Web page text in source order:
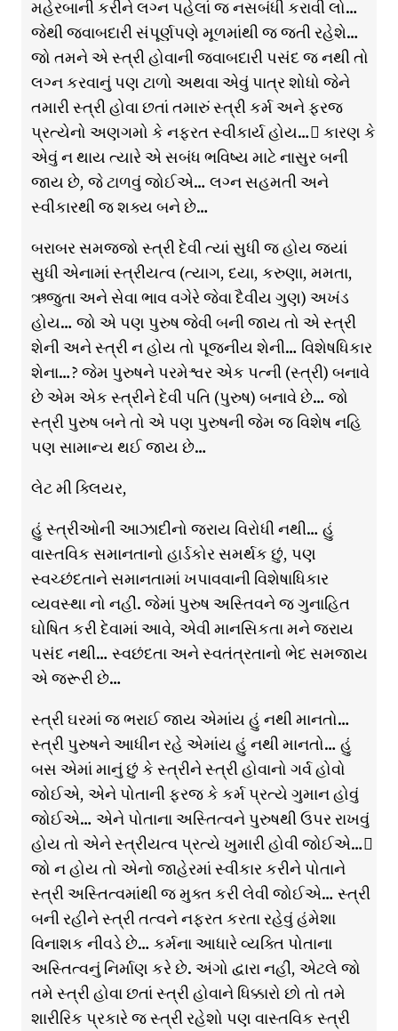
મહેરબાની કરીને લગ્ન પહેલાં જ નસબંધી કરાવી લો…
જેથી જવાબદારી સંપૂર્ણપણે મૂળમાંથી જ જતી રહેશે…
જો તમને એ સ્ત્રી હોવાની જવાબદારી પસંદ જ નથી તો
લગ્ન કરવાનું પણ ટાળો અથવા એવું પાત્ર શોધો જેને
તમારી સ્ત્રી હોવા છતાં તમારું સ્ત્રી કર્મ અને ફરજ
પ્રત્યેનો અણગમો કે નફરત સ્વીકાર્ય હોય… કારણ કે
એવું ન થાય ત્યારે એ સબંધ ભવિષ્ય માટે નાસુર બની
જાય છે, જે ટાળવું જોઈએ… લગ્ન સહમતી અને
સ્વીકારથી જ શક્ય બને છે…
બરાબર સમજજો સ્ત્રી દેવી ત્યાં સુધી જ હોય જ્યાં
સુધી એનામાં સ્ત્રીયત્વ (ત્યાગ, દયા, કરુણા, મમતા,
ઋજુતા અને સેવા ભાવ વગેરે જેવા દૈવીય ગુણ) અખંડ
હોય… જો એ પણ પુરુષ જેવી બની જાય તો એ સ્ત્રી
શેની અને સ્ત્રી ન હોય તો પૂજનીય શેની… વિશેષધિકાર
શેના…? જેમ પુરુષને પરમેશ્વર એક પત્ની (સ્ત્રી) બનાવે
છે એમ એક સ્ત્રીને દેવી પતિ (પુરુષ) બનાવે છે… જો
સ્ત્રી પુરુષ બને તો એ પણ પુરુષની જેમ જ વિશેષ નહિ
પણ સામાન્ય થઈ જાય છે…
લેટ મી ક્લિયર,
હું સ્ત્રીઓની આઝાદીનો જરાય વિરોધી નથી… હું
વાસ્તવિક સમાનતાનો હાર્ડકોર સમર્થક છું, પણ
સ્વચ્છંદતાને સમાનતામાં ખપાવવાની વિશેષાધિકાર
વ્યવસ્થા નો નહીં. જેમાં પુરુષ અસ્તિવને જ ગુનાહિત
ઘોષિત કરી દેવામાં આવે, એવી માનસિકતા મને જરાય
પસંદ નથી… સ્વછંદતા અને સ્વતંત્રતાનો ભેદ સમજાય
એ જરૂરી છે…
સ્ત્રી ઘરમાં જ ભરાઈ જાય એમાંય હું નથી માનતો…
સ્ત્રી પુરુષને આધીન રહે એમાંય હું નથી માનતો… હું
બસ એમાં માનું છું કે સ્ત્રીને સ્ત્રી હોવાનો ગર્વ હોવો
જોઈએ, એને પોતાની ફરજ કે કર્મ પ્રત્યે ગુમાન હોવું
જોઈએ… એને પોતાના અસ્તિત્વને પુરુષથી ઉપર રાખવું
હોય તો એને સ્ત્રીયત્વ પ્રત્યે ખુમારી હોવી જોઈએ…
જો ન હોય તો એનો જાહેરમાં સ્વીકાર કરીને પોતાને
સ્ત્રી અસ્તિત્વમાંથી જ મુક્ત કરી લેવી જોઈએ… સ્ત્રી
બની રહીને સ્ત્રી તત્વને નફરત કરતા રહેવું હંમેશા
વિનાશક નીવડે છે… કર્મના આધારે વ્યક્તિ પોતાના
અસ્તિત્વનું નિર્માણ કરે છે. અંગો દ્વારા નહીં, એટલે જો
તમે સ્ત્રી હોવા છતાં સ્ત્રી હોવાને ધિક્કારો છો તો તમે
શારીરિક પ્રકારે જ સ્ત્રી રહેશો પણ વાસ્તવિક સ્ત્રી